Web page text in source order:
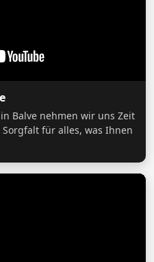
Balve nehmen wir uns Zeit
für alles, was Ihnen